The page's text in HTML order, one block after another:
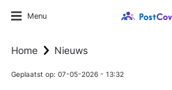
gaan
Menu
Home Nieuws
Geplaatst op: 07-05-2026 - 13:32